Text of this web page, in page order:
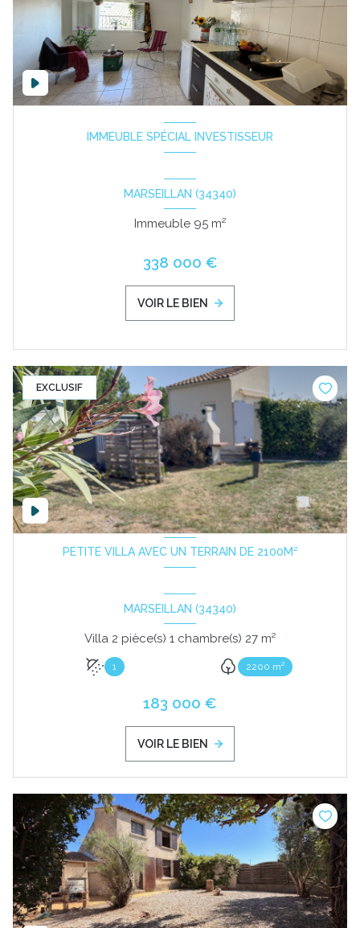
IMMEUBLE SPÉCIAL INVESTISSEUR
MARSEILLAN (34340)
Immeuble 95 m²
338 000 €
VOIR LE BIEN
EXCLUSIF
PETITE VILLA AVEC UN TERRAIN DE 2100M²
MARSEILLAN (34340)
Villa 2 pièce(s) 1 chambre(s) 27 m²
1 2200 m²
183 000 €
VOIR LE BIEN